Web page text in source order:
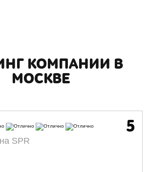
КОМПАНИИ В
МОСКВЕ
5
SPR